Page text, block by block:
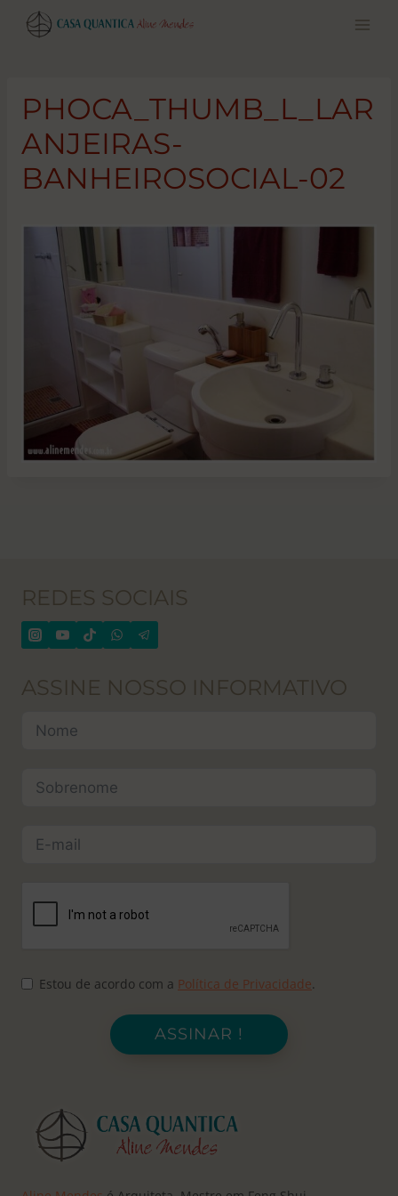
Pular
para
PHOCA_THUMB_L_LAR
ANJEIRAS-
BANHEIROSOCIAL-02
REDES SOCIAIS
ASSINE NOSSO INFORMATIVO
Estou de acordo com a Política de Privacidade.
ASSINAR !